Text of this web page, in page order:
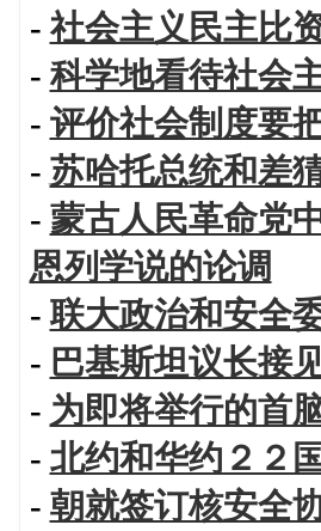
- 社会主义民主比
- 科学地看待社会
- 评价社会制度要
- 苏哈托总统和差
- 蒙古人民革命党
恩列学说的论调
-联大政治和安全
- 巴基斯坦议长接
- 为即将举行的首
- 北约和华约２２
- 朝就签订核安全